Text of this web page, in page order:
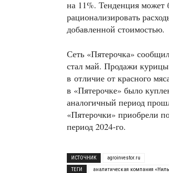
на 11%. Тенденция может
рационализировать
добавленной стоимостью.
Сеть «Пятерочка»
стал май. Продажи
в отличие от красного
в «Пятерочке» было
аналогичный период
«Пятерочки» приобрели
период 2024-го.
ИСТОЧНИК
agroinvestor.ru
ТЕГИ
аналитическая компания